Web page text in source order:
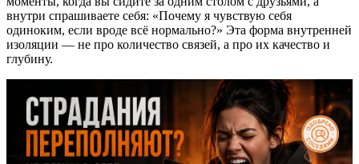
внутри спрашиваете себя: «Почему я чувствую себя
одиноким, если вроде всё нормально?» Эта форма внутренней
изоляции — не про количество связей, а про их качество и
глубину.